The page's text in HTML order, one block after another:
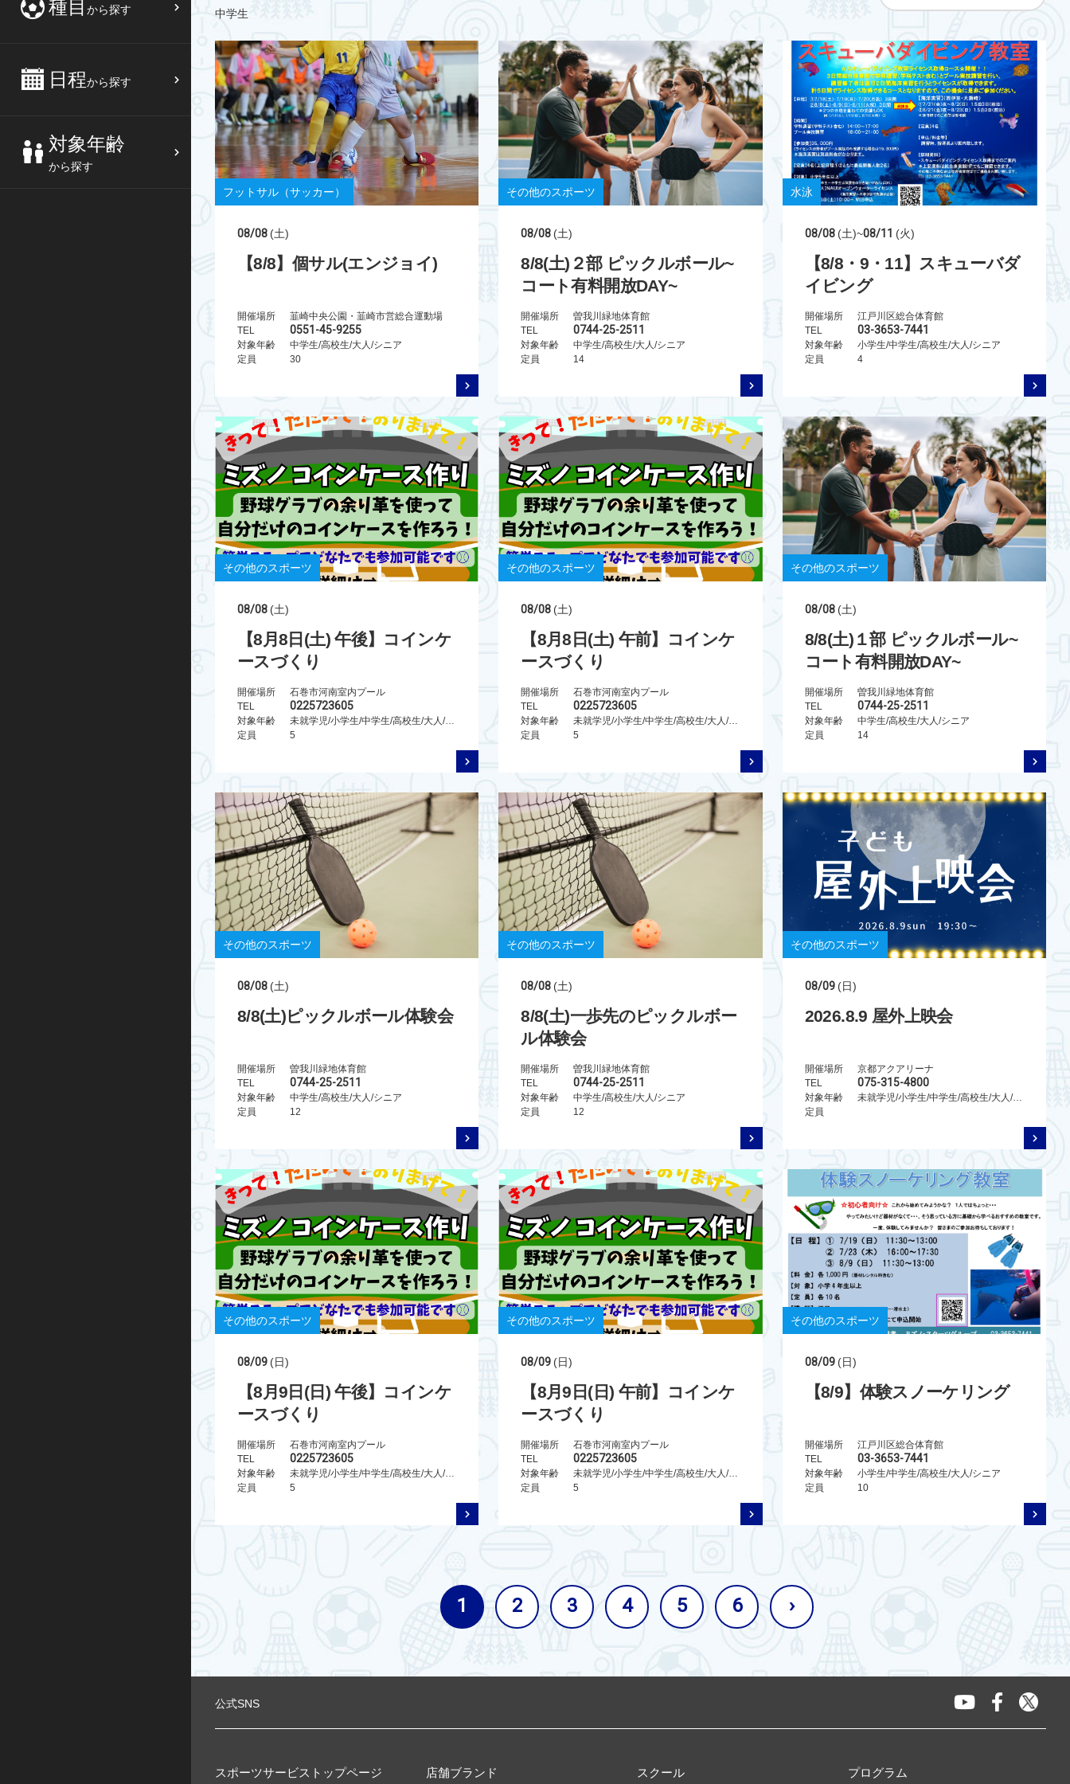
種目 から探す
日程から探す
対象年齢
から探す
中学生
フットサル（サッカー）
08/08 (土)
【8/8】個サル(エンジョイ)
開催場所
韮崎中央公園・韮崎市営総合運動場
TEL
0551-45-9255
対象年齢
中学生/高校生/大人/シニア
定員
30
その他のスポーツ
08/08 (土)
8/8(土)２部 ピックルボール~
コート有料開放DAY~
開催場所
曽我川緑地体育館
TEL
0744-25-2511
対象年齢
中学生/高校生/大人/シニア
定員
14
水泳
08/08 (土)~08/11 (火)
【8/8・9・11】スキューバダ
イビング
開催場所
江戸川区総合体育館
TEL
03-3653-7441
対象年齢
小学生/中学生/高校生/大人/シニア
定員
4
その他のスポーツ
08/08 (土)
【8月8日(土) 午後】コインケ
ースづくり
開催場所
石巻市河南室内プール
TEL
0225723605
対象年齢
未就学児/小学生/中学生/高校生/大人/シニア/親子
定員
5
その他のスポーツ
08/08 (土)
【8月8日(土) 午前】コインケ
ースづくり
開催場所
石巻市河南室内プール
TEL
0225723605
対象年齢
未就学児/小学生/中学生/高校生/大人/シニア/親子
定員
5
その他のスポーツ
08/08 (土)
8/8(土)１部 ピックルボール~
コート有料開放DAY~
開催場所
曽我川緑地体育館
TEL
0744-25-2511
対象年齢
中学生/高校生/大人/シニア
定員
14
その他のスポーツ
08/08 (土)
8/8(土)ピックルボール体験会
開催場所
曽我川緑地体育館
TEL
0744-25-2511
対象年齢
中学生/高校生/大人/シニア
定員
12
その他のスポーツ
08/08 (土)
8/8(土)一歩先のピックルボー
ル体験会
開催場所
曽我川緑地体育館
TEL
0744-25-2511
対象年齢
中学生/高校生/大人/シニア
定員
12
その他のスポーツ
08/09 (日)
2026.8.9 屋外上映会
開催場所
京都アクアリーナ
TEL
075-315-4800
対象年齢
未就学児/小学生/中学生/高校生/大人/シニア/親子
定員
その他のスポーツ
08/09 (日)
【8月9日(日) 午後】コインケ
ースづくり
開催場所
石巻市河南室内プール
TEL
0225723605
対象年齢
未就学児/小学生/中学生/高校生/大人/シニア/親子
定員
5
その他のスポーツ
08/09 (日)
【8月9日(日) 午前】コインケ
ースづくり
開催場所
石巻市河南室内プール
TEL
0225723605
対象年齢
未就学児/小学生/中学生/高校生/大人/シニア/親子
定員
5
その他のスポーツ
08/09 (日)
【8/9】体験スノーケリング
開催場所
江戸川区総合体育館
TEL
03-3653-7441
対象年齢
小学生/中学生/高校生/大人/シニア
定員
10
1 2 3 4 5 6 ›
公式SNS
スポーツサービストップページ 店舗ブランド スクール プログラム